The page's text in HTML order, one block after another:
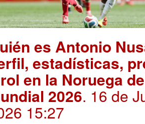
es Antonio
estadísticas,
en la Noruega
2026. 16 de
15:27